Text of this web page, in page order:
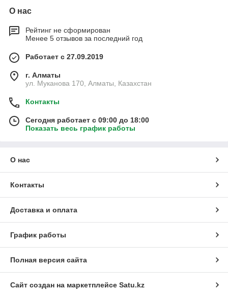
О нас
Рейтинг не сформирован
Менее 5 отзывов за последний год
Работает с 27.09.2019
г. Алматы
ул. Муканова 170, Алматы, Казахстан
Контакты
Сегодня работает с 09:00 до 18:00
Показать весь график работы
О нас
Контакты
Доставка и оплата
График работы
Полная версия сайта
Сайт создан на маркетплейсе Satu.kz